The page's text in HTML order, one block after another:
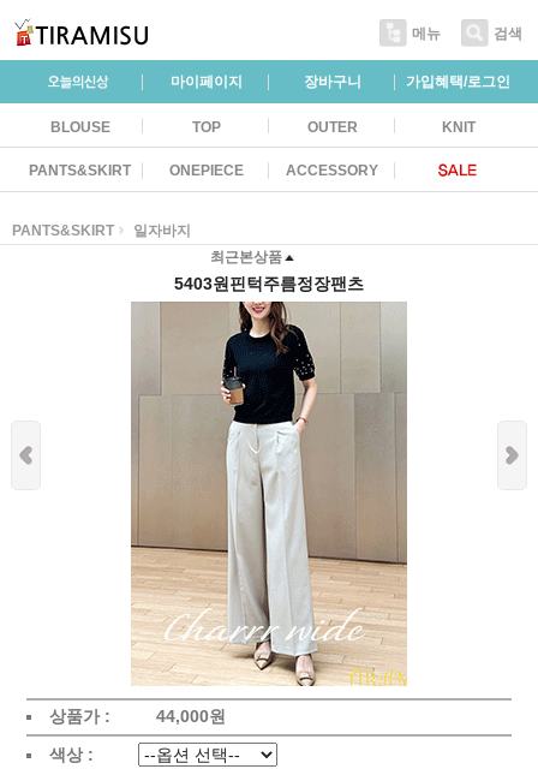
메뉴 검색
마이페이지 장바구니 가입혜택/로그인
BLOUSE TOP OUTER KNIT
PANTS&SKIRT ONEPIECE ACCESSORY
PANTS&SKIRT
일자바지
최근본상품
5403원핀턱주름정장팬츠
상품가 : 44,000원
색상 :